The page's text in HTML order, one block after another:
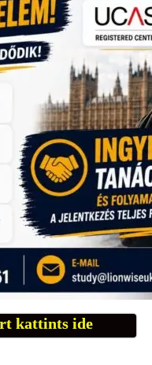
kattints ide